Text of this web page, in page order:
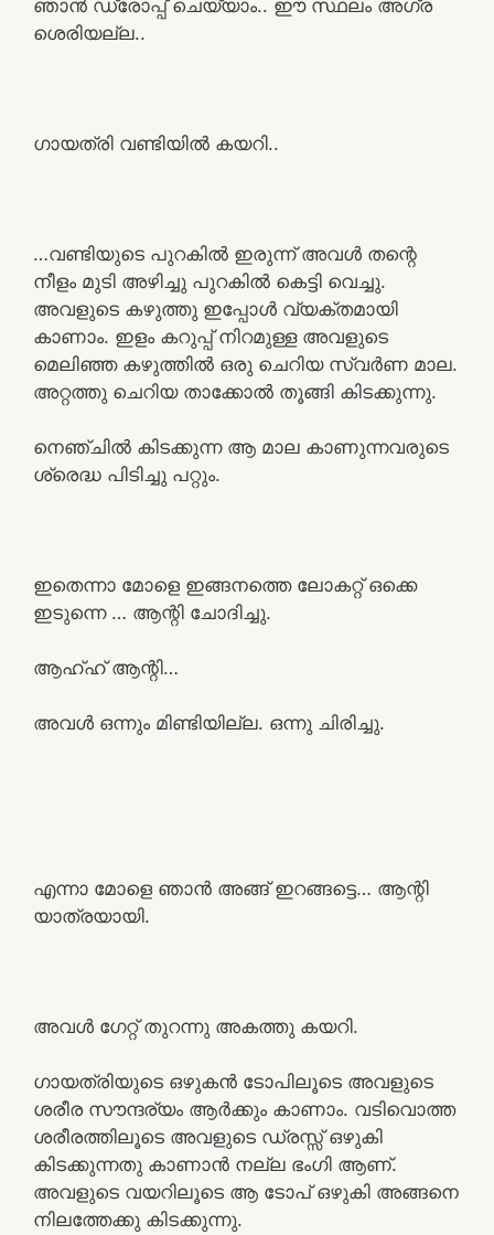
ഞാൻ ഡ്രോപ്പ് ചെയ്യാം.. ഈ സ്ഥലം അഗ്ര
ശെരിയല്ല..
ഗായത്രി വണ്ടിയിൽ കയറി..
…വണ്ടിയുടെ പുറകിൽ ഇരുന്ന് അവൾ തന്റെ
നീളം മുടി അഴിച്ചു പുറകിൽ കെട്ടി വെച്ചു.
അവളുടെ കഴുത്തു ഇപ്പോൾ വ്യക്തമായി
കാണാം. ഇളം കറുപ്പ് നിറമുള്ള അവളുടെ
മെലിഞ്ഞ കഴുത്തിൽ ഒരു ചെറിയ സ്വർണ മാല.
അറ്റത്തു ചെറിയ താക്കോൽ തൂങ്ങി കിടക്കുന്നു.
നെഞ്ചിൽ കിടക്കുന്ന ആ മാല കാണുന്നവരുടെ
ശ്രെദ്ധ പിടിച്ചു പറ്റും.
ഇതെന്നാ മോളെ ഇങ്ങനത്തെ ലോകറ്റ് ഒക്കെ
ഇടുന്നെ … ആന്റി ചോദിച്ചു.
ആഹ്ഹ് ആന്റി…
അവൾ ഒന്നും മിണ്ടിയില്ല. ഒന്നു ചിരിച്ചു.
എന്നാ മോളെ ഞാൻ അങ്ങ് ഇറങ്ങട്ടെ… ആന്റി
യാത്രയായി.
അവൾ ഗേറ്റ് തുറന്നു അകത്തു കയറി.
ഗായത്രിയുടെ ഒഴുകൻ ടോപിലൂടെ അവളുടെ
ശരീര സൗന്ദര്യം ആർക്കും കാണാം. വടിവൊത്ത
ശരീരത്തിലൂടെ അവളുടെ ഡ്രസ്സ്‌ ഒഴുകി
കിടക്കുന്നതു കാണാൻ നല്ല ഭംഗി ആണ്.
അവളുടെ വയറിലൂടെ ആ ടോപ് ഒഴുകി അങ്ങനെ
നിലത്തേക്കു കിടക്കുന്നു.